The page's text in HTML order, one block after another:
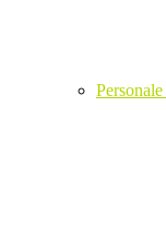
Personale